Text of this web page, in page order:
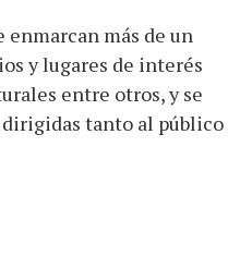
más de un
y lugares de interés
entre otros, y se
tanto al público